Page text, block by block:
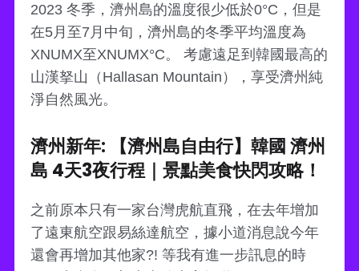
2023 冬季，濟州島的溫度很少低於0°C，但是
在5月至7月中旬，濟州島的冬季平均溫度為
XNUMX至XNUMX°C。 考慮遠足到韓國最高的
山漢拏山（Hallasan Mountain），享受濟州純
淨自然風光。
濟州新年: 【濟州島自由行】韓國 濟州
島 4天3夜行程｜景點美食快閃攻略！
之前原本只有一家台灣虎航直飛，在去年增加
了遠東航空跟易絲達航空，據小道消息說今年
還會再增加其他家?! 等我有進一步訊息的時